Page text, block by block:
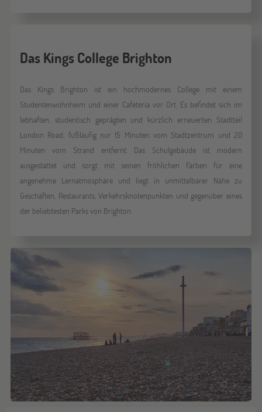
Das Kings College Brighton
Das Kings Brighton ist ein hochmodernes College mit einem
Studentenwohnheim und einer Cafeteria vor Ort. Es befindet sich im
lebhaften, studentisch geprägten und kürzlich erneuerten Stadtteil
London Road, fußläufig nur 15 Minuten vom Stadtzentrum und 20
Minuten vom Strand entfernt. Das Schulgebäude ist modern
ausgestattet und sorgt mit seinen fröhlichen Farben für eine
angenehme Lernatmosphäre und liegt in unmittelbarer Nähe zu
Geschäften, Restaurants, Verkehrsknotenpunkten und gegenüber eines
der beliebtesten Parks von Brighton.